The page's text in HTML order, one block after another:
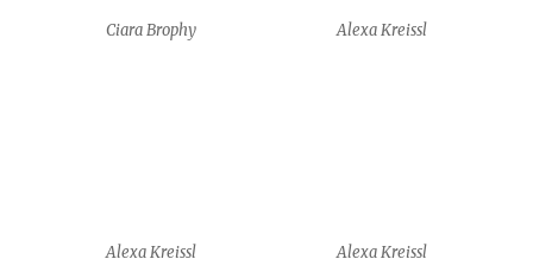
HyungJun Park HyungJun Park
HyungJun Park HyungJun Park